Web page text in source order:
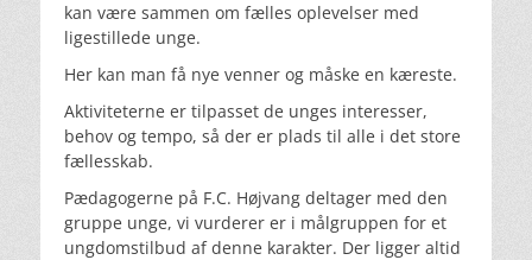
kan være sammen om fælles oplevelser med
ligestillede unge.
Her kan man få nye venner og måske en kæreste.
Aktiviteterne er tilpasset de unges interesser,
behov og tempo, så der er plads til alle i det store
fællesskab.
Pædagogerne på F.C. Højvang deltager med den
gruppe unge, vi vurderer er i målgruppen for et
ungdomstilbud af denne karakter. Der ligger altid